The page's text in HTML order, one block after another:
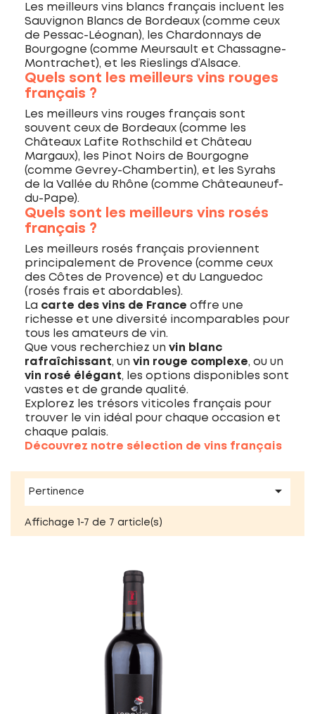
Les meilleurs vins blancs français incluent les
Sauvignon Blancs de Bordeaux (comme ceux
de Pessac-Léognan), les Chardonnays de
Bourgogne (comme Meursault et Chassagne-
Montrachet), et les Rieslings d’Alsace.
Quels sont les meilleurs vins rouges
français ?
Les meilleurs vins rouges français sont
souvent ceux de Bordeaux (comme les
Châteaux Lafite Rothschild et Château
Margaux), les Pinot Noirs de Bourgogne
(comme Gevrey-Chambertin), et les Syrahs
de la Vallée du Rhône (comme Châteauneuf-
du-Pape).
Quels sont les meilleurs vins rosés
français ?
Les meilleurs rosés français proviennent
principalement de Provence (comme ceux
des Côtes de Provence) et du Languedoc
(rosés frais et abordables).
La carte des vins de France offre une
richesse et une diversité incomparables pour
tous les amateurs de vin.
Que vous recherchiez un vin blanc
rafraîchissant, un vin rouge complexe, ou un
vin rosé élégant, les options disponibles sont
vastes et de grande qualité.
Explorez les trésors viticoles français pour
trouver le vin idéal pour chaque occasion et
chaque palais.
Découvrez notre sélection de vins français
Pertinence 
Affichage 1-7 de 7 article(s)